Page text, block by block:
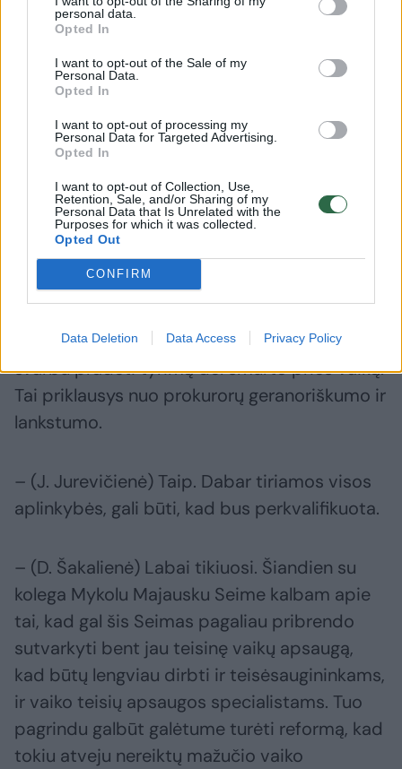
personal data.
Opted In
I want to opt-out of the Sale of my
Personal Data.
Opted In
I want to opt-out of processing my
Personal Data for Targeted Advertising.
Opted In
I want to opt-out of Collection, Use,
Retention, Sale, and/or Sharing of my
Personal Data that Is Unrelated with the
Purposes for which it was collected.
Opted Out
CONFIRM
Data Deletion Data Access Privacy Policy
būtų priimtas normalus Vaiko teisių
apsaugos įstatymas, kuriame būtų aiškiai
apibrėžtas smurtas ir jo formos, kad
kiekvienam juodu ant balto būtų labai aiškiai
parašyta, kas yra emocinis, fizinis smurtas,
nepriežiūra. Tada, galbūt, būtų lengviau.
Matau, kad jums rūpi, bet daugeliu kitų
atvejų, jei teisėsaugos pareigūnai asmeniškai
nededa pastangų, nėra aiškios informacijos ir
dėl vaiko dingimo. Vaikas atsirado, bet labai
svarbu pradėti tyrimą dėl smurto prieš vaiką.
Tai priklausys nuo prokurorų geranoriškumo ir
lankstumo.
– (J. Jurevičienė) Taip. Dabar tiriamos visos
aplinkybės, gali būti, kad bus perkvalifikuota.
– (D. Šakalienė) Labai tikiuosi. Šiandien su
kolega Mykolu Majausku Seime kalbam apie
tai, kad gal šis Seimas pagaliau pribrendo
sutvarkyti bent jau teisinę vaikų apsaugą,
kad būtų lengviau dirbti ir teisėsaugininkams,
ir vaiko teisių apsaugos specialistams. Tuo
pagrindu galbūt galėtume turėti reformą, kad
tokiu atveju nereiktų mažučio vaiko